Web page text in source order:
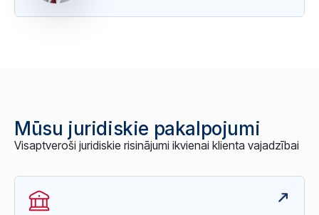
Mūsu juridiskie pakalpojumi
Visaptveroši juridiskie risinājumi ikvienai klienta vajadzībai